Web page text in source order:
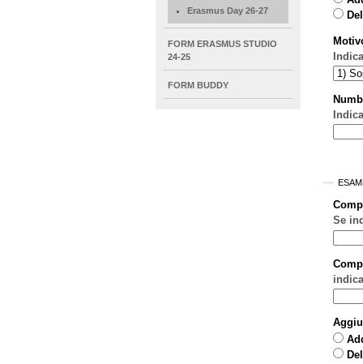
Se
Erasmus Day 26-27
FORM ERASMUS STUDIO
24-25
FORM BUDDY